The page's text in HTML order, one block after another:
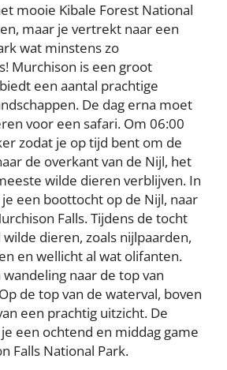
mooie Kibale Forest National
maar je vertrekt naar een
wat minstens zo
Murchison is een groot
een aantal prachtige
De dag erna moet
voor een safari. Om 06:00
zodat je op tijd bent om de
de overkant van de Nijl, het
wilde dieren verblijven. In
een boottocht op de Nijl, naar
Falls. Tijdens de tocht
dieren, zoals nijlpaarden,
en wellicht al wat olifanten.
naar de top van
de top van de waterval, boven
een prachtig uitzicht. De
een ochtend en middag game
Falls National Park.